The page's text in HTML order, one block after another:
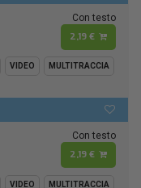
Con testo
2,19 €
VIDEO MULTITRACCIA
Con testo
2,19 €
VIDEO MULTITRACCIA